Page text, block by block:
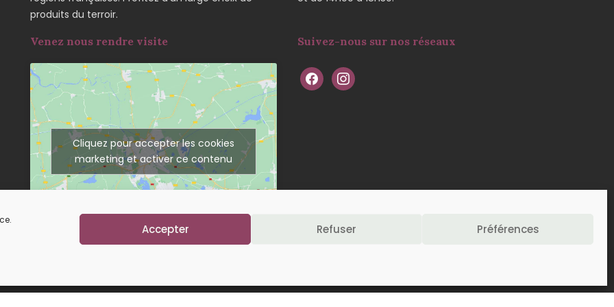
Accepter Refuser Préférences
produits du terroir.
Venez nous rendre visite
Cliquez pour accepter les cookies
marketing et activer ce contenu
Suivez-nous sur nos réseaux